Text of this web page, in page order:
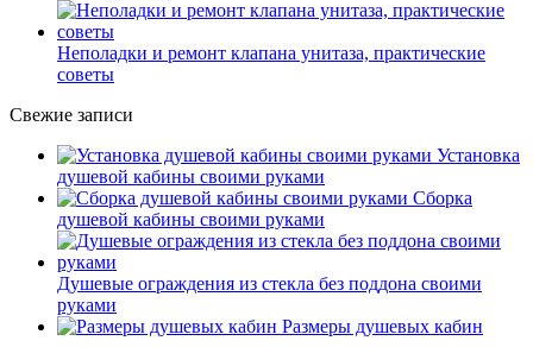
Неполадки и ремонт клапана унитаза, практические
советы
Свежие записи
Установка
душевой кабины своими руками
Сборка
душевой кабины своими руками
Душевые ограждения из стекла без поддона своими
руками
Размеры душевых кабин